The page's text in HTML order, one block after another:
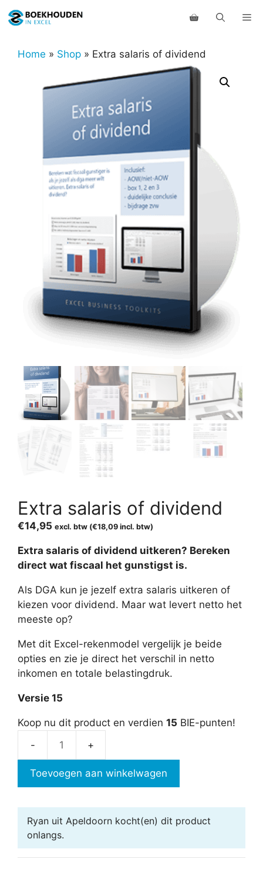
naar
inhoudHome » Shop » Extra salaris of dividend
Extra salaris of dividend
€14,95 excl. btw (€18,09 incl. btw)
Extra salaris of dividend uitkeren? Bereken
direct wat fiscaal het gunstigst is.
Als DGA kun je jezelf extra salaris uitkeren of
kiezen voor dividend. Maar wat levert netto het
meeste op?
Met dit Excel-rekenmodel vergelijk je beide
opties en zie je direct het verschil in netto
inkomen en totale belastingdruk.
Versie 15
Koop nu dit product en verdien 15 BIE-punten!
of
aantal
Toevoegen aan winkelwagen
Ryan uit Apeldoorn kocht(en) dit product
onlangs.